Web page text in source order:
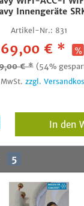
Innengeräte
Artikel-Nr.: 831
€ *
€ * (54%
zzgl.
In den
5